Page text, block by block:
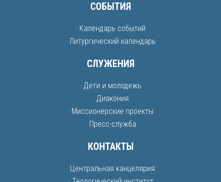
СОБЫТИЯ
· Календарь событий
· Литургический календарь
СЛУЖЕНИЯ
· Дети и молодежь
· Диакония
· Миссионерские проекты
· Пресс-служба
КОНТАКТЫ
· Центральная канцелярия